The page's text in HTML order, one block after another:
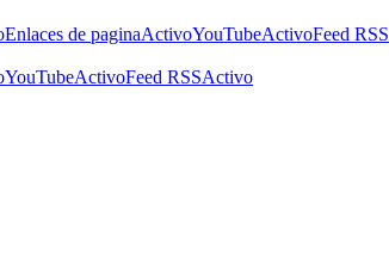
Enlaces de paginaActivoYouTubeActivoFeed RSS
YouTubeActivoFeed RSSActivo